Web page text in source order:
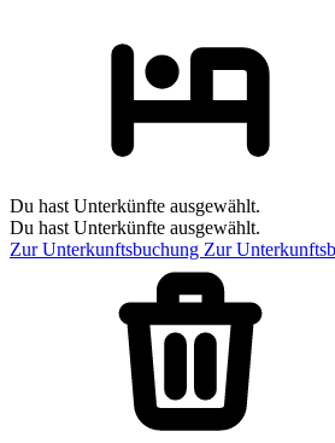
Du hast Unterkünfte ausgewählt.
Du hast Unterkünfte ausgewählt.
Zur Unterkunftsbuchung Zur